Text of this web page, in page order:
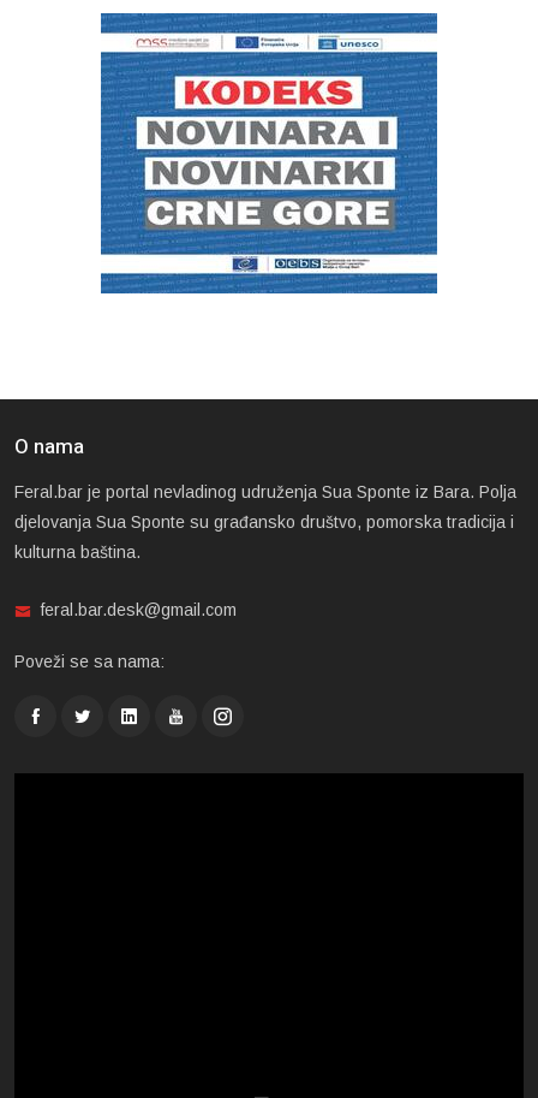
O nama
Feral.bar je portal nevladinog udruženja Sua Sponte iz Bara. Polja
djelovanja Sua Sponte su građansko društvo, pomorska tradicija i
kulturna baština.
feral.bar.desk@gmail.com
Poveži se sa nama: